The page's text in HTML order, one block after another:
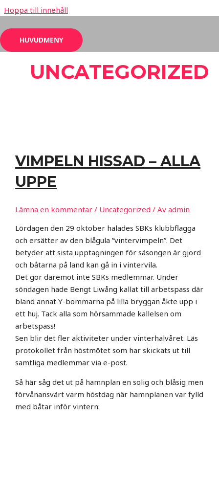
Hoppa till innehåll
HUVUDMENY
UNCATEGORIZED
VIMPELN HISSAD – ALLA
UPPE
Lämna en kommentar / Uncategorized / Av admin
Lördagen den 29 oktober halades SBKs klubbflagga
och ersätter av den blågula ”vintervimpeln”. Det
betyder att sista upptagningen för säsongen är gjord
och båtarna på land kan gå in i vintervila.
Det gör däremot inte SBKs medlemmar. Under
söndagen hade Bengt Liwång kallat till arbetspass där
bland annat Y-bommarna på lilla bryggan åkte upp i
ett huj. Tack alla som hörsammade kallelsen om
arbetspass!
Sen blir det fler aktiviteter under vinterhalvåret. Läs
protokollet från höstmötet som har skickats ut till
samtliga medlemmar via e-post.
Så här såg det ut på hamnplan en solig och blåsig men
förvånansvärt varm höstdag när hamnplanen var fylld
med båtar inför vintern: